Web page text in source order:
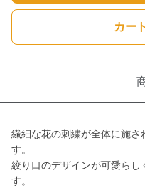
カー
繊細な花の刺繍が全体に施
す。
絞り口のデザインが可愛ら
す。